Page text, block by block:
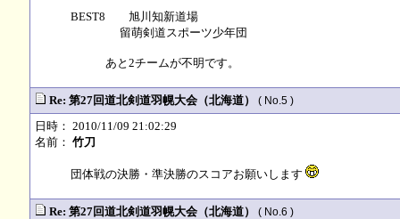
BEST8 旭川知新道場
留萌剣道スポーツ少年団
あと2チームが不明です。
Re: 第27回道北剣道羽幌大会（北海道） ( No.5 )
日時： 2010/11/09 21:02:29
名前： 竹刀
団体戦の決勝・準決勝のスコアお願いします
Re: 第27回道北剣道羽幌大会（北海道） ( No.6 )